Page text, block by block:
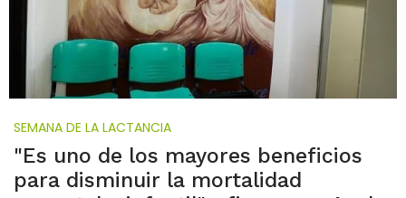
SEMANA DE LA LACTANCIA
"Es uno de los mayores beneficios
para disminuir la mortalidad